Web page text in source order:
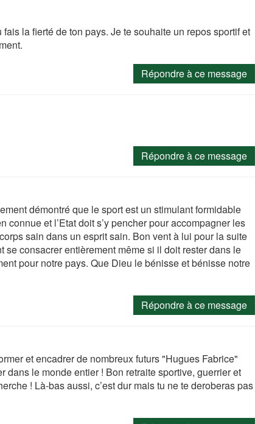
la fierté de ton pays. Je te souhaite un repos sportif et
Répondre à ce message
Répondre à ce message
démontré que le sport est un stimulant formidable
et l’Etat doit s’y pencher pour accompagner les
sain dans un esprit sain. Bon vent à lui pour la suite
consacrer entièrement même si il doit rester dans le
pour notre pays. Que Dieu le bénisse et bénisse notre
Répondre à ce message
et encadrer de nombreux futurs "Hugues Fabrice"
le monde entier ! Bon retraite sportive, guerrier et
! Là-bas aussi, c’est dur mais tu ne te deroberas pas